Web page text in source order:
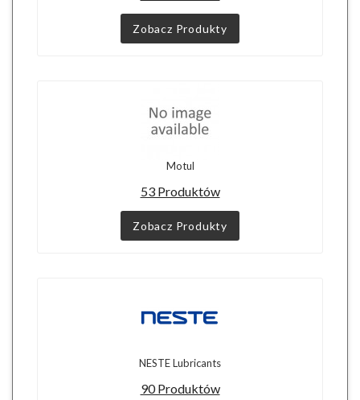
Zobacz Produkty
Motul
53 Produktów
Zobacz Produkty
NESTE Lubricants
90 Produktów